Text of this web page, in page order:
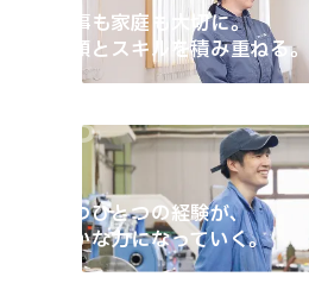
仕事も家庭も大切に。
信頼とスキルを積み重ねる。
03
一つひとつの経験が、
確かな力になっていく。